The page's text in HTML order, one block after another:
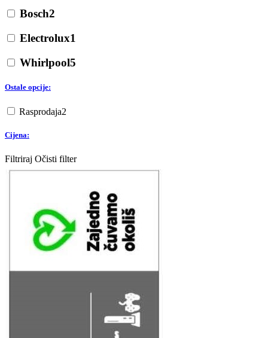
Bosch2
Electrolux1
Whirlpool5
Ostale opcije:
Rasprodaja2
Cijena:
Filtriraj Očisti filter